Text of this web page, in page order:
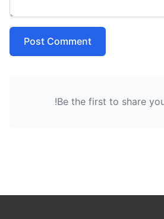
Post Comment
Be the first to share